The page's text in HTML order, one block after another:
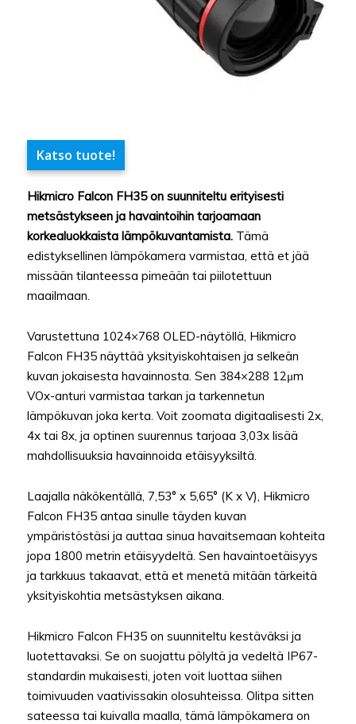
Katso tuote!
Hikmicro Falcon FH35 on suunniteltu erityisesti
metsästykseen ja havaintoihin tarjoamaan
korkealuokkaista lämpökuvantamista. Tämä
edistyksellinen lämpökamera varmistaa, että et jää
missään tilanteessa pimeään tai piilotettuun
maailmaan.
Varustettuna 1024×768 OLED-näytöllä, Hikmicro
Falcon FH35 näyttää yksityiskohtaisen ja selkeän
kuvan jokaisesta havainnosta. Sen 384×288 12μm
VOx-anturi varmistaa tarkan ja tarkennetun
lämpökuvan joka kerta. Voit zoomata digitaalisesti 2x,
4x tai 8x, ja optinen suurennus tarjoaa 3,03x lisää
mahdollisuuksia havainnoida etäisyyksiltä.
Laajalla näkökentällä, 7,53° x 5,65° (K x V), Hikmicro
Falcon FH35 antaa sinulle täyden kuvan
ympäristöstäsi ja auttaa sinua havaitsemaan kohteita
jopa 1800 metrin etäisyydeltä. Sen havaintoetäisyys
ja tarkkuus takaavat, että et menetä mitään tärkeitä
yksityiskohtia metsästyksen aikana.
Hikmicro Falcon FH35 on suunniteltu kestäväksi ja
luotettavaksi. Se on suojattu pölyltä ja vedeltä IP67-
standardin mukaisesti, joten voit luottaa siihen
toimivuuden vaativissakin olosuhteissa. Olitpa sitten
sateessa tai kuivalla maalla, tämä lämpökamera on